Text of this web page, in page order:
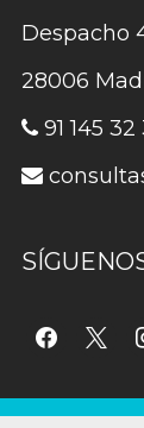
Despacho
28006
91 145 32
facebook
x